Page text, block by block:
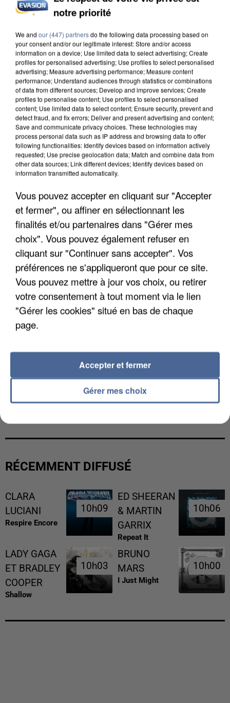
INCENDIES : L’ÎLE-DE-FRANCE LANCE UN ÉLAN
DE SOLIDARITÉ AVEC LES...
APRÈS TOUTES CES CANICULES, LES REFUGES
DE FAUNE SAUVAGE SONT...
L’UN DES FONDATEURS SUPPOSÉS DE LA DZ
RÉCEMMENT DIFFUSÉ
CLARA
LUCIANI
Respire Encore
10h09
10h09
ED SHEERAN
& MARTIN
GARRIX
Repeat It
10h06
10h06
LADY GAGA
ET BRADLEY
COOPER
Shallow
10h03
10h03
BRUNO
MARS
I Just Might
10h00
10h00
notre priorité
We and our (447) partnersdo the following data processing based on
your consent and/or our legitimate interest: Store and/or access
information on a device; Use limited data to select advertising; Create
profiles for personalised advertising; Use profiles to select personalised
advertising; Measure advertising performance; Measure content
performance; Understand audiences through statistics or combinations
of data from different sources; Develop and improve services; Create
profiles to personalise content; Use profiles to select personalised
content; Use limited data to select content; Ensure security, prevent and
detect fraud, and fix errors; Deliver and present advertising and content;
Save and communicate privacy choices. These technologies may
process personal data such as IP address and browsing data to offer
following functionalities: Identify devices based on information actively
requested; Use precise geolocation data; Match and combine data from
other data sources; Link different devices; Identify devices based on
information transmitted automatically.
Vous pouvez accepter en cliquant sur "Accepter
et fermer", ou affiner en sélectionnant les
finalités et/ou partenaires dans "Gérer mes
choix". Vous pouvez également refuser en
cliquant sur "Continuer sans accepter". Vos
préférences ne s'appliqueront que pour ce site.
Vous pouvez mettre à jour vos choix, ou retirer
votre consentement à tout moment via le lien
"Gérer les cookies" situé en bas de chaque
page.
Gérer mes choix
Accepter et fermer